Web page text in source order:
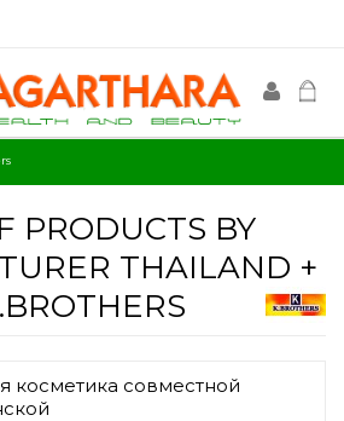
PRODUCTS BY
THAILAND +
косметика совместной